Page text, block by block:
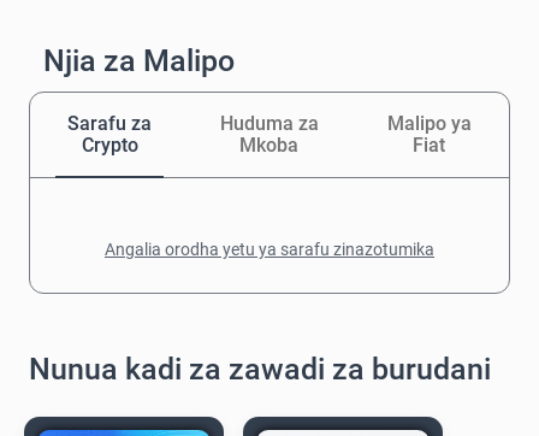
Njia za Malipo
Sarafu za
Crypto
Huduma za
Mkoba
Malipo ya
Fiat
Angalia orodha yetu ya sarafu zinazotumika
Nunua kadi za zawadi za burudani